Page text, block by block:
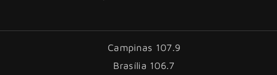
Campinas 107.9
Brasília 106.7